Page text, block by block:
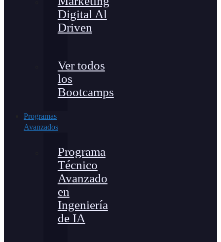
Digital Al
Driven
Ver todos
los
Bootcamps
Programas
Avanzados
Programa
Técnico
Avanzado
en
Ingeniería
de IA